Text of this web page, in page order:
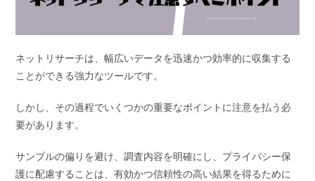
ネットリサーチは、幅広いデータを迅速かつ効率的に収集する
ことができる強力なツールです。
しかし、その過程でいくつかの重要なポイントに注意を払う必
要があります。
サンプルの偏りを避け、調査内容を明確にし、プライバシー保
護に配慮することは、有効かつ信頼性の高い結果を得るために